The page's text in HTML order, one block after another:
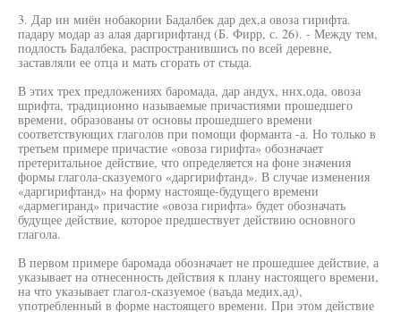
3. Дар ин миён нобакории Бадалбек дар дех,а овоза гирифта.
падару модар аз алая даргирифтанд (Б. Фирр, с. 26). - Между тем,
подлость Бадалбека, распространившись по всей деревне,
заставляли ее отца и мать сгорать от стыда.
В этих трех предложениях баромада, дар андух, ннх,ода, овоза
шрифта, традиционно называемые причастиями прошедшего
времени, образованы от основы прошедшего времени
соответствующих глаголов при помощи форманта -а. Но только в
третьем примере причастие «овоза гирифта» обозначает
претеритальное действие, что определяется на фоне значения
формы глагола-сказуемого «даргирифтанд». В случае изменения
«даргирифтанд» на форму настояще-будущего времени
«дармегиранд» причастие «овоза гирифта» будет обозначать
будущее действие, которое предшествует действию основного
глагола.
В первом примере баромада обозначает не прошедшее действие, а
указывает на отнесенность действия к плану настоящего времени,
на что указывает глагол-сказуемое (ваъда медих,ад),
употребленный в форме настоящего времени. При этом действие